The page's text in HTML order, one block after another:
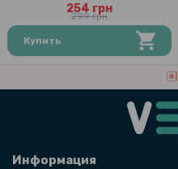
118
Противоударное защитное
Xiaomi Smart Band 9, Black
254 грн
299 грн
Купить
Информация